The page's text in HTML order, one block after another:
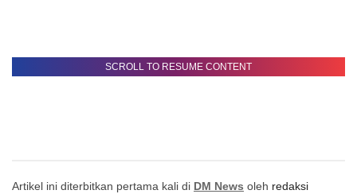
SCROLL TO RESUME CONTENT
Artikel ini diterbitkan pertama kali di DM News oleh redaksi